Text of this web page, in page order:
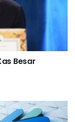
Besar